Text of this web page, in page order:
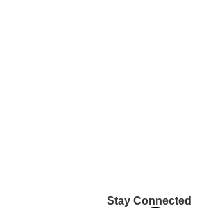
Stay Connected